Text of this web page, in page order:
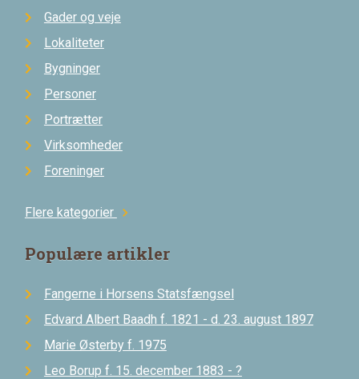
Gader og veje
Lokaliteter
Bygninger
Personer
Portrætter
Virksomheder
Foreninger
Flere kategorier chevron_right
Populære artikler
Fangerne i Horsens Statsfængsel
Edvard Albert Baadh f. 1821 - d. 23. august 1897
Marie Østerby f. 1975
Leo Borup f. 15. december 1883 - ?